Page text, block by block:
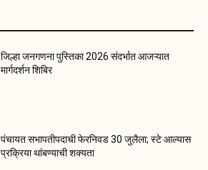
जिल्हा जनगणना पुस्तिका 2026 संदर्भात आजऱ्यात
मार्गदर्शन शिबिर
पंचायत सभापतीपदाची फेरनिवड 30 जुलैला; स्टे आल्यास
प्रक्रिया थांबण्याची शक्यता